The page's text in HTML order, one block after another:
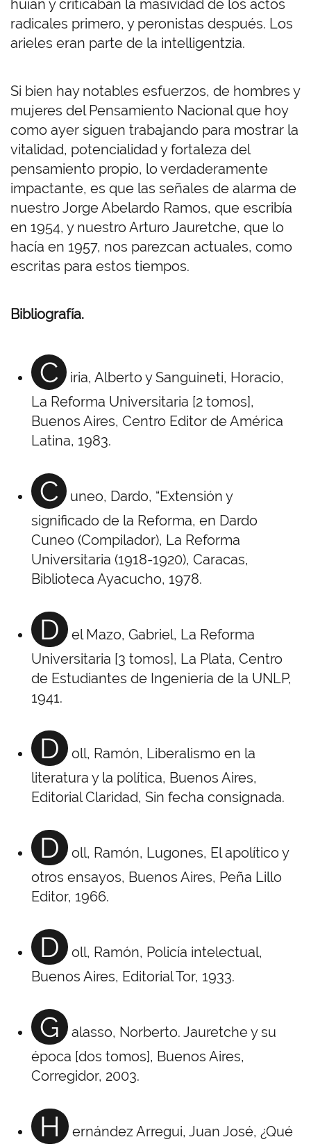
huían y criticaban la masividad de los actos
radicales primero, y peronistas después. Los
arieles eran parte de la intelligentzia.
Si bien hay notables esfuerzos, de hombres y
mujeres del Pensamiento Nacional que hoy
como ayer siguen trabajando para mostrar la
vitalidad, potencialidad y fortaleza del
pensamiento propio, lo verdaderamente
impactante, es que las señales de alarma de
nuestro Jorge Abelardo Ramos, que escribía
en 1954, y nuestro Arturo Jauretche, que lo
hacía en 1957, nos parezcan actuales, como
escritas para estos tiempos.
Bibliografía.
C
iria, Alberto y Sanguineti, Horacio,
La Reforma Universitaria [2 tomos],
Buenos Aires, Centro Editor de América
Latina, 1983.
C
uneo, Dardo, “Extensión y
significado de la Reforma, en Dardo
Cuneo (Compilador), La Reforma
Universitaria (1918-1920), Caracas,
Biblioteca Ayacucho, 1978.
D
el Mazo, Gabriel, La Reforma
Universitaria [3 tomos], La Plata, Centro
de Estudiantes de Ingeniería de la UNLP,
1941.
D
oll, Ramón, Liberalismo en la
literatura y la política, Buenos Aires,
Editorial Claridad, Sin fecha consignada.
D
oll, Ramón, Lugones, El apolítico y
otros ensayos, Buenos Aires, Peña Lillo
Editor, 1966.
D
oll, Ramón, Policía intelectual,
Buenos Aires, Editorial Tor, 1933.
G
alasso, Norberto. Jauretche y su
época [dos tomos], Buenos Aires,
Corregidor, 2003.
H
ernández Arregui, Juan José, ¿Qué